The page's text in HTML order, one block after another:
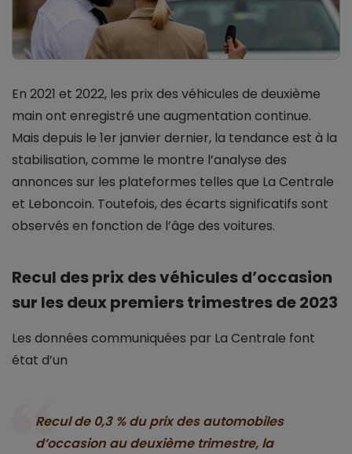
En 2021 et 2022, les prix des véhicules de deuxième
main ont enregistré une augmentation continue.
Mais depuis le 1er janvier dernier, la tendance est à la
stabilisation, comme le montre l’analyse des
annonces sur les plateformes telles que La Centrale
et Leboncoin. Toutefois, des écarts significatifs sont
observés en fonction de l’âge des voitures.
Recul des prix des véhicules d’occasion
sur les deux premiers trimestres de 2023
Les données communiquées par La Centrale font
état d’un
Recul de 0,3 % du prix des automobiles
d’occasion au deuxième trimestre, la